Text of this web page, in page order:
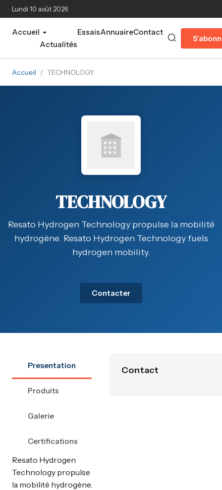
Aller au contenu principal
Lundi 10 août 2026
Accueil
Actualités
EssaisAnnuaireContact
Accueil / TECHNOLOGY
TECHNOLOGY
Resato Hydrogen Technology propulse la mobilité
hydrogène. Resato Hydrogen Technology fuels
hydrogen mobility.
Contacter
Presentation
Produits
Galerie
Certifications
Resato Hydrogen
Technology propulse
la mobilité hydrogène.
Contact